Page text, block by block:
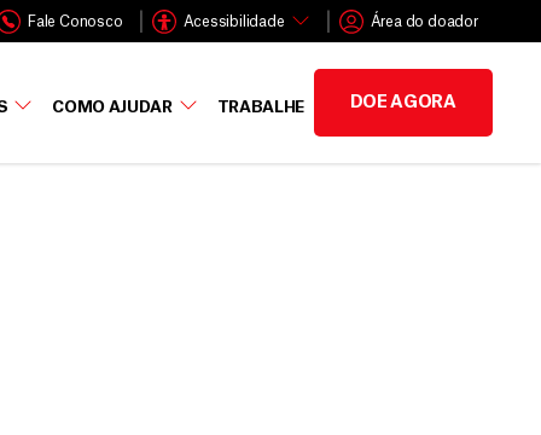
Fale Conosco Acessibilidade Área do doador
COMO AJUDAR TRABALHE DOE AGORA